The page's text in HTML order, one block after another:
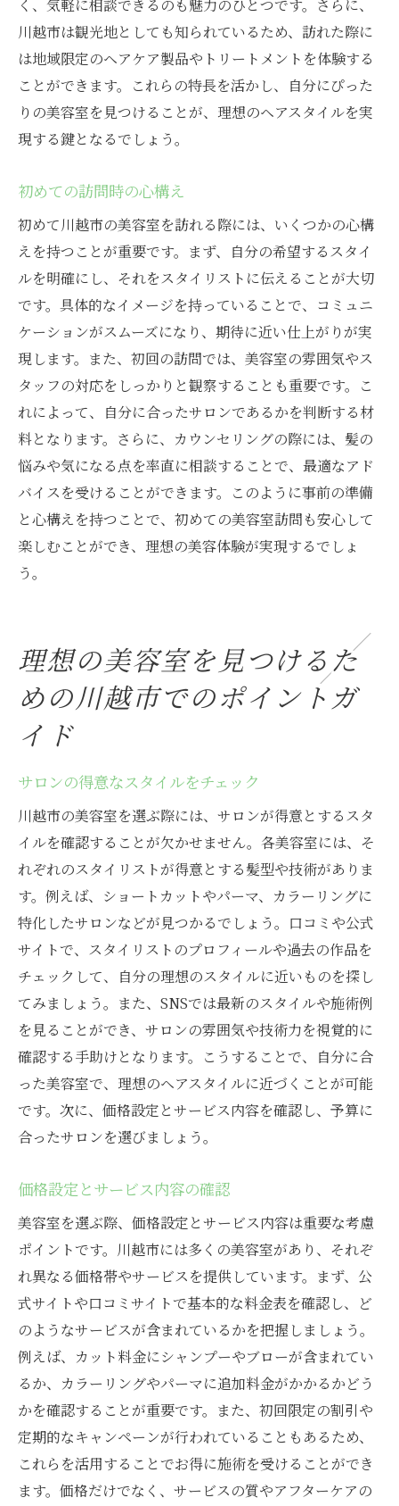
く、気軽に相談できるのも魅力のひとつです。さらに、
川越市は観光地としても知られているため、訪れた際に
は地域限定のヘアケア製品やトリートメントを体験する
ことができます。これらの特長を活かし、自分にぴった
りの美容室を見つけることが、理想のヘアスタイルを実
現する鍵となるでしょう。
初めての訪問時の心構え
初めて川越市の美容室を訪れる際には、いくつかの心構
えを持つことが重要です。まず、自分の希望するスタイ
ルを明確にし、それをスタイリストに伝えることが大切
です。具体的なイメージを持っていることで、コミュニ
ケーションがスムーズになり、期待に近い仕上がりが実
現します。また、初回の訪問では、美容室の雰囲気やス
タッフの対応をしっかりと観察することも重要です。こ
れによって、自分に合ったサロンであるかを判断する材
料となります。さらに、カウンセリングの際には、髪の
悩みや気になる点を率直に相談することで、最適なアド
バイスを受けることができます。このように事前の準備
と心構えを持つことで、初めての美容室訪問も安心して
楽しむことができ、理想の美容体験が実現するでしょ
う。
理想の美容室を見つけるた
めの川越市でのポイントガ
イド
サロンの得意なスタイルをチェック
川越市の美容室を選ぶ際には、サロンが得意とするスタ
イルを確認することが欠かせません。各美容室には、そ
れぞれのスタイリストが得意とする髪型や技術がありま
す。例えば、ショートカットやパーマ、カラーリングに
特化したサロンなどが見つかるでしょう。口コミや公式
サイトで、スタイリストのプロフィールや過去の作品を
チェックして、自分の理想のスタイルに近いものを探し
てみましょう。また、SNSでは最新のスタイルや施術例
を見ることができ、サロンの雰囲気や技術力を視覚的に
確認する手助けとなります。こうすることで、自分に合
った美容室で、理想のヘアスタイルに近づくことが可能
です。次に、価格設定とサービス内容を確認し、予算に
合ったサロンを選びましょう。
価格設定とサービス内容の確認
美容室を選ぶ際、価格設定とサービス内容は重要な考慮
ポイントです。川越市には多くの美容室があり、それぞ
れ異なる価格帯やサービスを提供しています。まず、公
式サイトや口コミサイトで基本的な料金表を確認し、ど
のようなサービスが含まれているかを把握しましょう。
例えば、カット料金にシャンプーやブローが含まれてい
るか、カラーリングやパーマに追加料金がかかるかどう
かを確認することが重要です。また、初回限定の割引や
定期的なキャンペーンが行われていることもあるため、
これらを活用することでお得に施術を受けることができ
ます。価格だけでなく、サービスの質やアフターケアの